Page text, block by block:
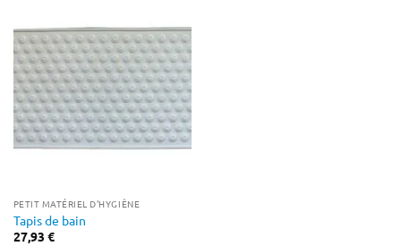
PETIT MATÉRIEL D'HYGIÈNE
Tapis de bain
27,93 €